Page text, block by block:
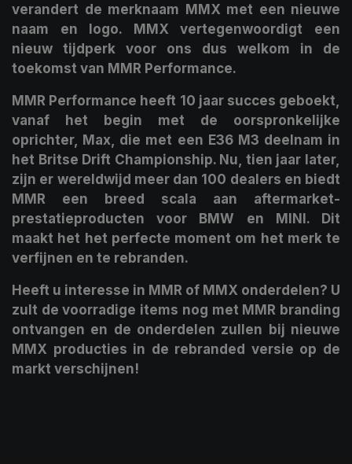
verandert de merknaam MMX met een nieuwe
naam en logo. MMX vertegenwoordigt een
nieuw tijdperk voor ons dus welkom in de
toekomst van MMR Performance.
MMR Performance heeft 10 jaar succes geboekt,
vanaf het begin met de oorspronkelijke
oprichter, Max, die met een E36 M3 deelnam in
het Britse Drift Championship. Nu, tien jaar later,
zijn er wereldwijd meer dan 100 dealers en biedt
MMR een breed scala aan aftermarket-
prestatieproducten voor BMW en MINI. Dit
maakt het het perfecte moment om het merk te
verfijnen en te rebranden.
Heeft u interesse in MMR of MMX onderdelen? U
zult de voorradige items nog met MMR branding
ontvangen en de onderdelen zullen bij nieuwe
MMX producties in de rebranded versie op de
markt verschijnen!